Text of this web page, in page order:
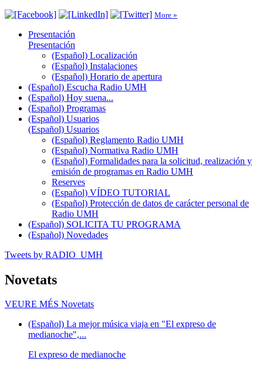
More »
Presentación
Presentación
(Español) Localización
(Español) Instalaciones
(Español) Horario de apertura
(Español) Escucha Radio UMH
(Español) Hoy suena...
(Español) Programas
(Español) Usuarios
(Español) Usuarios
(Español) Reglamento Radio UMH
(Español) Normativa Radio UMH
(Español) Formalidades para la solicitud, realización y
emisión de programas en Radio UMH
Reserves
(Español) VÍDEO TUTORIAL
(Español) Protección de datos de carácter personal de
Radio UMH
(Español) SOLICITA TU PROGRAMA
(Español) Novedades
Tweets by RADIO_UMH
Novetats
VEURE MÉS Novetats
(Español) La mejor música viaja en "El expreso de
medianoche",...
El expreso de medianoche